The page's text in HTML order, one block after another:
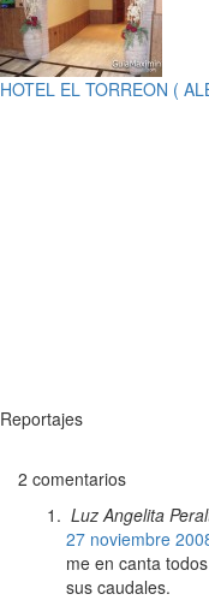
HOTEL EL TORREON (
Reportajes
2 comentarios
Luz Angelita
27 noviembre
me en canta
sus caudales.